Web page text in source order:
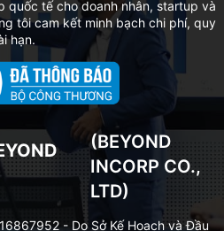
quốc tế cho doanh nhân, startup và
tôi cam kết minh bạch chi phí, quy
hạn.
(BEYOND
INCORP CO.,
LTD)
- Do Sở Kế Hoạch và Đầu